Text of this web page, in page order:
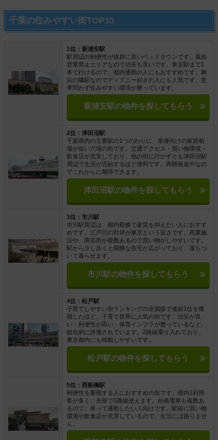
千葉の住みやすい街TOP10
1位：新浦安駅
駅周辺の利便性が抜群に良いベッドタウンです。風俗
営業禁止エリアなので治安も良いです。東京駅まで1
本で行けるので、都内通勤の人にもおすすめです。舞
浜の隣駅なのでディズニー好きの人にも人気です。世
帯問わず住みやすい環境が整っています。
新浦安駅の物件を探してもらう
2位：津田沼駅
千葉県内の主要駅の1つのわりに、単身向けの家賃相
場が低い穴場の街です。交通アクセス・買い物環境・
飲食店が充実しており、他の街に行かずとも津田沼駅
周辺で生活が完結するほど便利です。再開発途中なの
でこれからに期待できます。
津田沼駅の物件を探してもらう
3位：市川駅
市川駅周辺は、都内勤務で家賃を抑えたい人におすす
めです。江戸川の対岸が東京という近さです。商業施
設や、商店街が複数あるので買い物がしやすいです。
駅から少し歩くと閑静な住宅が広がっており、落ちつ
いて暮らせます。
市川駅の物件を探してもらう
4位：松戸駅
子育てしやすい街ランキングの全国版で連続1位を獲
得したほど、子育て世帯に人気の街です。治安が良
い・利便性が高い・保育インフラが整っているなど、
総合的に評価されています。2路線乗り入れており、
東京都内にも移動しやすいです。
松戸駅の物件を探してもらう
5位：西船橋駅
利便性を重視する人におすすめの街です。県内1利用
客が多く、全部で5路線使えます。始発電車も複数あ
るので、座って通勤したい人向けです。駅前に買い物
環境や飲食店が充実しているので、生活には困りませ
ん。